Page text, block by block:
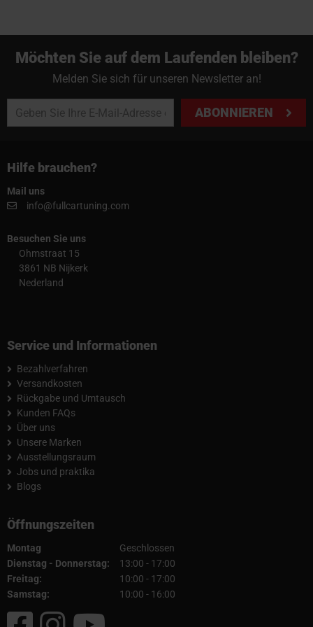
Möchten Sie auf dem Laufenden bleiben?
Melden Sie sich für unseren Newsletter an!
ABONNIEREN
Hilfe brauchen?
Mail uns
info@fullcartuning.com
Besuchen Sie uns
Ohmstraat 15
3861 NB Nijkerk
Nederland
Service und Informationen
Bezahlverfahren
Versandkosten
Rückgabe und Umtausch
Kunden FAQs
Über uns
Unsere Marken
Ausstellungsraum
Jobs und praktika
Blogs
Öffnungszeiten
Montag
Geschlossen
Dienstag - Donnerstag:
13:00 - 17:00
Freitag:
10:00 - 17:00
Samstag:
10:00 - 16:00